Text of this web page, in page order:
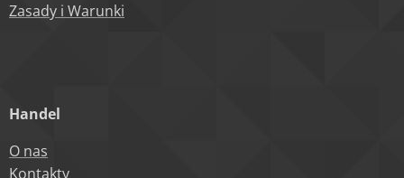
Zasady i Warunki
Handel
O nas
Kontakty